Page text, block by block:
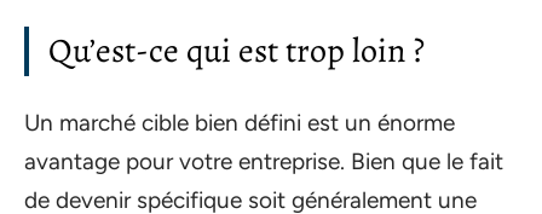
Qu’est-ce qui est trop loin ?
Un marché cible bien défini est un énorme
avantage pour votre entreprise. Bien que le fait
de devenir spécifique soit généralement une